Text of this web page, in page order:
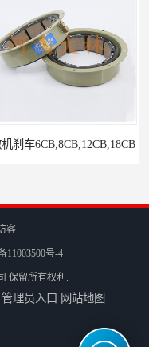
车6CB,8CB,12CB,18CB
客
11003500号-4
保留所有权利.
管理员入口 网站地图